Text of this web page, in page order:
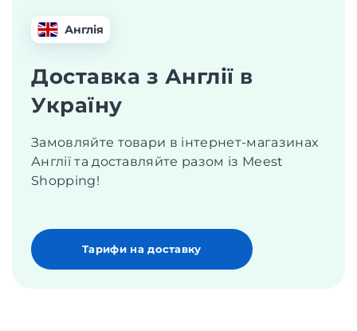
Англія
Доставка з Англії в
Україну
Замовляйте товари в інтернет-магазинах
Англії та доставляйте разом із Meest
Shopping!
Тарифи на доставку